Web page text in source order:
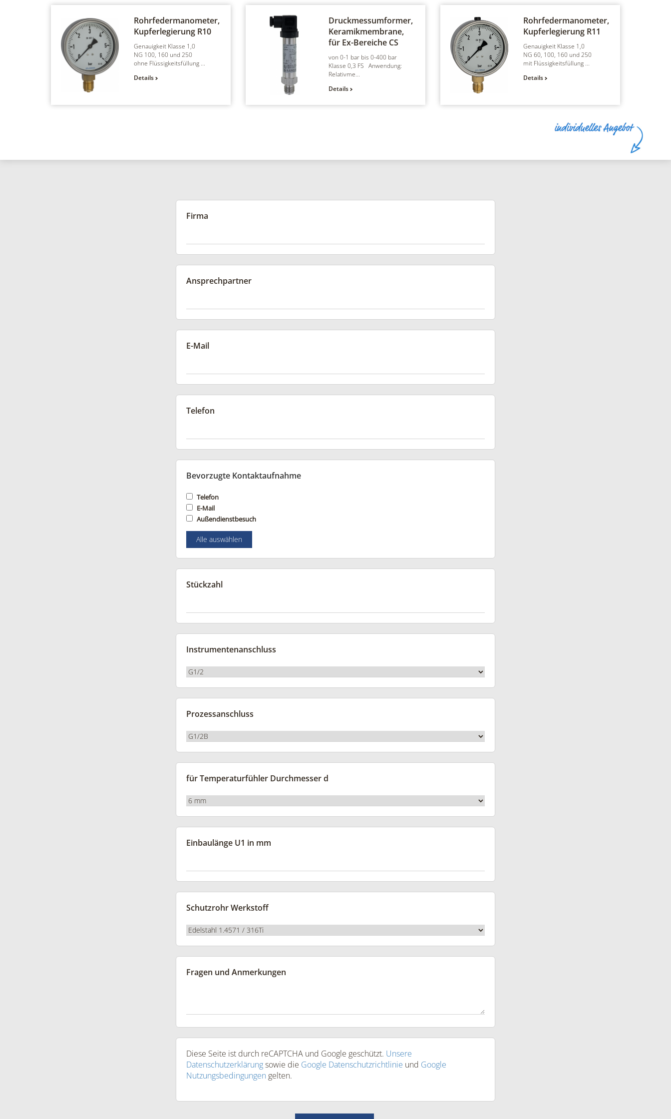
Rohrfedermanometer,
Kupferlegierung R10
Genauigkeit Klasse 1,0
NG 100, 160 und 250
ohne Flüssigkeitsfüllung ...
Details
Druckmessumformer,
Keramikmembrane,
für Ex-Bereiche CS
von 0-1 bar bis 0-400 bar
Klasse 0,3 FS Anwendung:
Relativme...
Details
Rohrfedermanometer,
Kupferlegierung R11
Genauigkeit Klasse 1,0
NG 60, 100, 160 und 250
mit Flüssigkeitsfüllung ...
Details
Firma
Ansprechpartner
E-Mail
Telefon
Bevorzugte Kontaktaufnahme
Telefon
E-Mail
Außendienstbesuch
Alle auswählen
Stückzahl
Instrumentenanschluss
Prozessanschluss
für Temperaturfühler Durchmesser d
Einbaulänge U1 in mm
Schutzrohr Werkstoff
Fragen und Anmerkungen
Diese Seite ist durch reCAPTCHA und Google geschützt. Unsere
Datenschutzerklärungsowie die Google Datenschutzrichtlinie und Google
Nutzungsbedingungen gelten.